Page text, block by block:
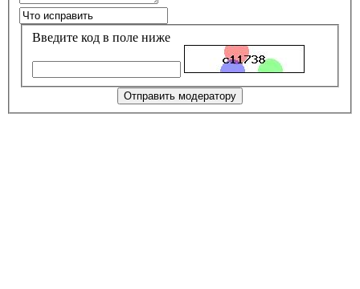
Введите код в поле ниже
Отправить модератору